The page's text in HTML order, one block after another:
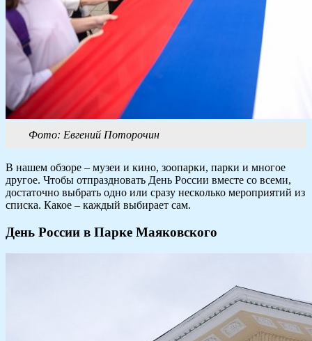
Фото: Евгений Поторочин
В нашем обзоре – музеи и кино, зоопарки, парки и многое
другое. Чтобы отпраздновать День России вместе со всеми,
достаточно выбрать одно или сразу несколько мероприятий из
списка. Какое – каждый выбирает сам.
День России в Парке Маяковского